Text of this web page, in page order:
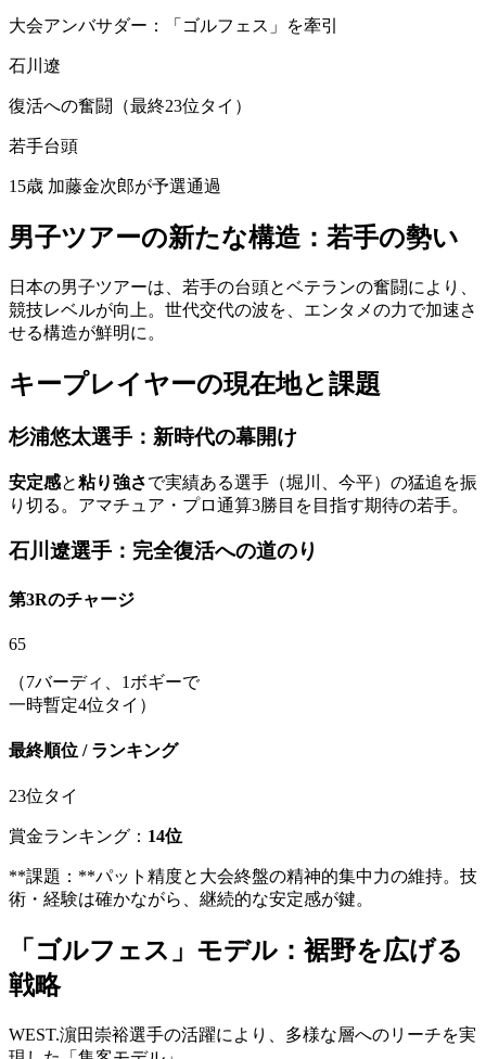
大会アンバサダー：「ゴルフェス」を牽引
石川遼
復活への奮闘（最終23位タイ）
若手台頭
15歳 加藤金次郎が予選通過
男子ツアーの新たな構造：若手の勢い
日本の男子ツアーは、若手の台頭とベテランの奮闘により、
競技レベルが向上。世代交代の波を、エンタメの力で加速さ
せる構造が鮮明に。
キープレイヤーの現在地と課題
杉浦悠太選手：新時代の幕開け
安定感と粘り強さで実績ある選手（堀川、今平）の猛追を振
り切る。アマチュア・プロ通算3勝目を目指す期待の若手。
石川遼選手：完全復活への道のり
第3Rのチャージ
65
（7バーディ、1ボギーで
一時暫定4位タイ）
最終順位 / ランキング
23位タイ
賞金ランキング： 14位
**課題：**パット精度と大会終盤の精神的集中力の維持。技
術・経験は確かながら、継続的な安定感が鍵。
「ゴルフェス」モデル：裾野を広げる
戦略
WEST.濵田崇裕選手の活躍により、多様な層へのリーチを実